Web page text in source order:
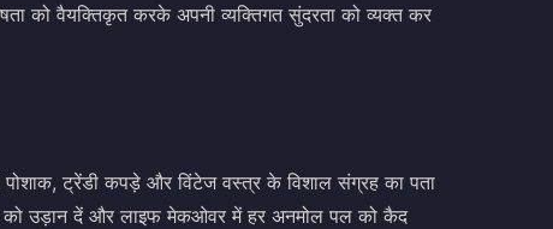
को वैयक्तिकृत करके अपनी व्यक्तिगत सुंदरता को व्यक्त कर
ट्रेंडी कपड़े और विंटेज वस्त्र के विशाल संग्रह का पता
को उड़ान दें और लाइफ मेकओवर में हर अनमोल पल को कैद